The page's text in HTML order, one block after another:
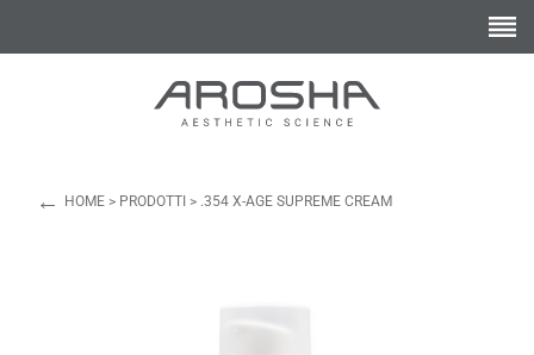
← HOME > PRODOTTI > .354 X-AGE SUPREME CREAM